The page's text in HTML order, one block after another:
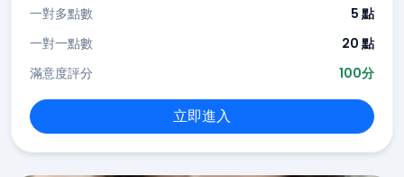
一對多點數
5 點
一對一點數
20 點
滿意度評分
100分
立即進入